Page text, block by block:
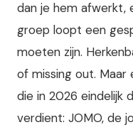
dan je hem afwerkt,
groep loopt een
moeten zijn.
of missing out.
die in 2026 eindelijk
verdient: JOMO, de